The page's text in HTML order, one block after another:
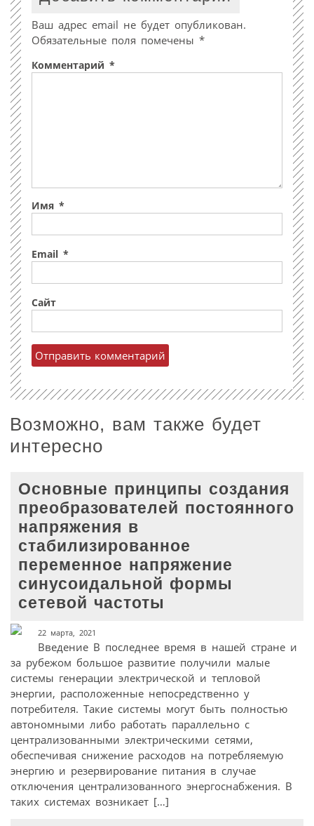
Ваш адрес email не будет опубликован.
Обязательные поля помечены *
Комментарий *
Имя *
Email *
Сайт
Возможно, вам также будет
интересно
Основные принципы создания
преобразователей постоянного
напряжения в
стабилизированное
переменное напряжение
синусоидальной формы
сетевой частоты
22 марта, 2021
Введение В последнее время в нашей стране и
за рубежом большое развитие получили малые
системы генерации электрической и тепловой
энергии, расположенные непосредственно у
потребителя. Такие системы могут быть полностью
автономными либо работать параллельно с
централизованными электрическими сетями,
обеспечивая снижение расходов на потребляемую
энергию и резервирование питания в случае
отключения централизованного энергоснабжения. В
таких системах возникает […]